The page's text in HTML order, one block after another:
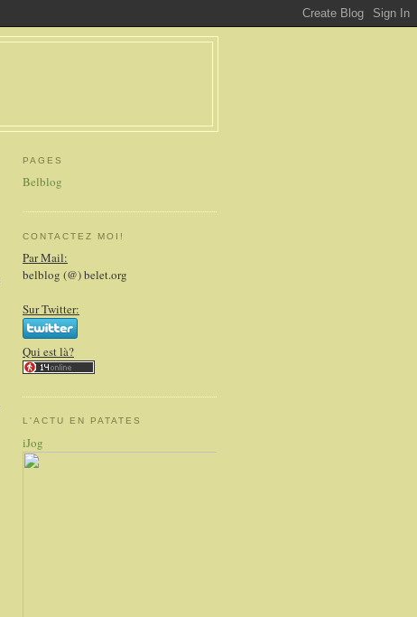
PAGES
Belblog
CONTACTEZ MOI!
Par Mail:
belblog (@) belet.org
Sur Twitter:
Qui est là?
L'ACTU EN PATATES
iJog